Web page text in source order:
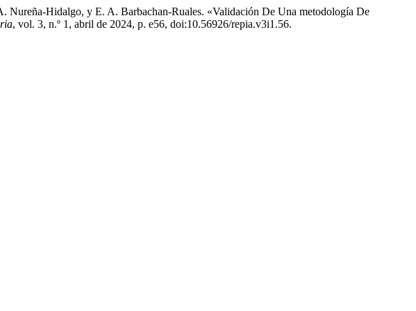
Hidalgo, y E. A. Barbachan-Ruales. «Validación De Una metodología De
, vol. 3, n.º 1, abril de 2024, p. e56, doi:10.56926/repia.v3i1.56.